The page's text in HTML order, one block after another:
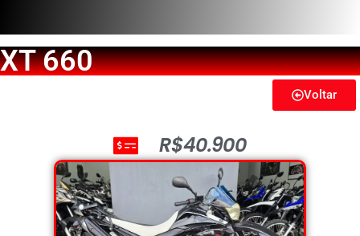
XT 660
Voltar
R$40.900